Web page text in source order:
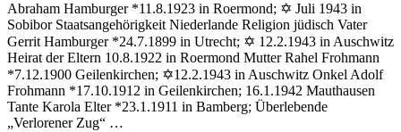
Abraham Hamburger *11.8.1923 in Roermond; ✡ Juli 1943 in
Sobibor Staatsangehörigkeit Niederlande Religion jüdisch Vater
Gerrit Hamburger *24.7.1899 in Utrecht; ✡ 12.2.1943 in Auschwitz
Heirat der Eltern 10.8.1922 in Roermond Mutter Rahel Frohmann
*7.12.1900 Geilenkirchen; ✡12.2.1943 in Auschwitz Onkel Adolf
Frohmann *17.10.1912 in Geilenkirchen; 16.1.1942 Mauthausen
Tante Karola Elter *23.1.1911 in Bamberg; Überlebende
„Verlorener Zug“ …